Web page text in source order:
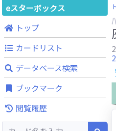
eスターボックス
トップ
カードリスト
データベース検索
ブックマーク
閲覧履歴